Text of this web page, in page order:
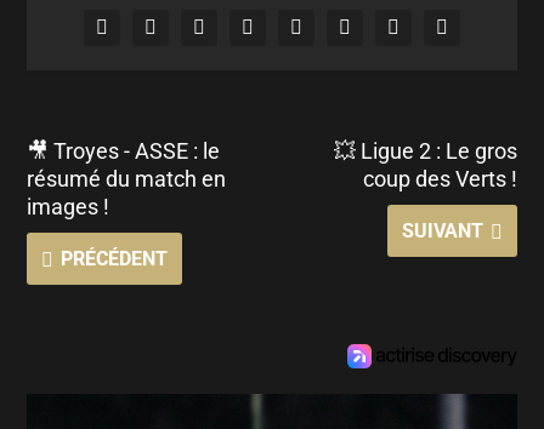
🎥 Troyes - ASSE : le
résumé du match en
images !
PRÉCÉDENT
💥 Ligue 2 : Le gros
coup des Verts !
SUIVANT